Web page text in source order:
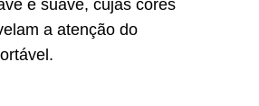
e suave, cujas cores
a atenção do